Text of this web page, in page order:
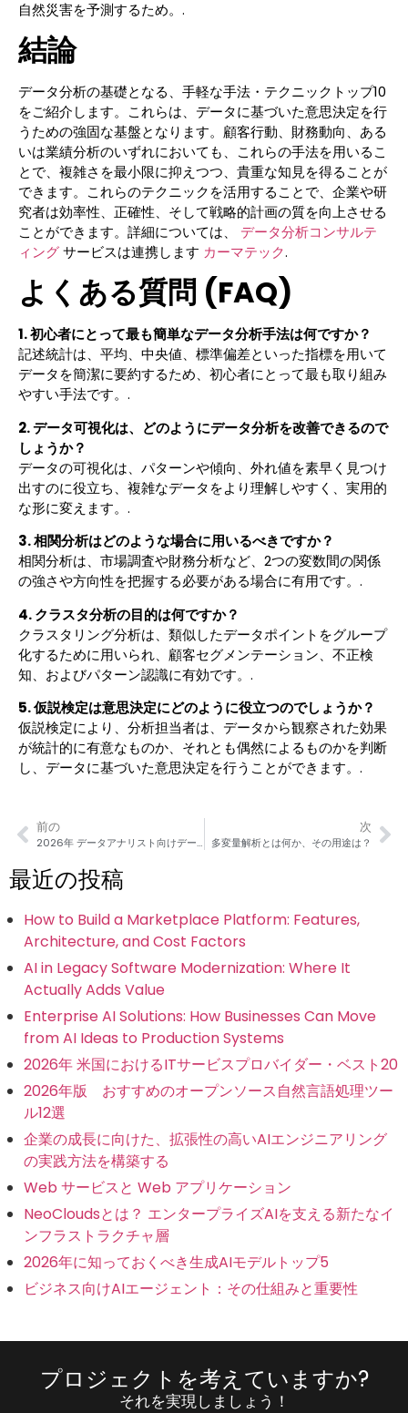
自然災害を予測するため。.
結論
データ分析の基礎となる、手軽な手法・テクニックトップ10
をご紹介します。これらは、データに基づいた意思決定を行
うための強固な基盤となります。顧客行動、財務動向、ある
いは業績分析のいずれにおいても、これらの手法を用いるこ
とで、複雑さを最小限に抑えつつ、貴重な知見を得ることが
できます。これらのテクニックを活用することで、企業や研
究者は効率性、正確性、そして戦略的計画の質を向上させる
ことができます。詳細については、 データ分析コンサルテ
ィングサービスは連携します カーマテック.
よくある質問 (FAQ)
1. 初心者にとって最も簡単なデータ分析手法は何ですか？
記述統計は、平均、中央値、標準偏差といった指標を用いて
データを簡潔に要約するため、初心者にとって最も取り組み
やすい手法です。.
2. データ可視化は、どのようにデータ分析を改善できるので
しょうか？
データの可視化は、パターンや傾向、外れ値を素早く見つけ
出すのに役立ち、複雑なデータをより理解しやすく、実用的
な形に変えます。.
3. 相関分析はどのような場合に用いるべきですか？
相関分析は、市場調査や財務分析など、2つの変数間の関係
の強さや方向性を把握する必要がある場合に有用です。.
4. クラスタ分析の目的は何ですか？
クラスタリング分析は、類似したデータポイントをグループ
化するために用いられ、顧客セグメンテーション、不正検
知、およびパターン認識に有効です。.
5. 仮説検定は意思決定にどのように役立つのでしょうか？
仮説検定により、分析担当者は、データから観察された効果
が統計的に有意なものか、それとも偶然によるものかを判断
し、データに基づいた意思決定を行うことができます。.
前の
2026年 データアナリスト向けデータ分析ツール・トップ20
次
多変量解析とは何か、その用途は？
最近の投稿
How to Build a Marketplace Platform: Features,
Architecture, and Cost Factors
AI in Legacy Software Modernization: Where It
Actually Adds Value
Enterprise AI Solutions: How Businesses Can Move
from AI Ideas to Production Systems
2026年 米国におけるITサービスプロバイダー・ベスト20
2026年版 おすすめのオープンソース自然言語処理ツー
ル12選
企業の成長に向けた、拡張性の高いAIエンジニアリング
の実践方法を構築する
Web サービスと Web アプリケーション
NeoCloudsとは？ エンタープライズAIを支える新たなイ
ンフラストラクチャ層
2026年に知っておくべき生成AIモデルトップ5
ビジネス向けAIエージェント：その仕組みと重要性
プロジェクトを考えていますか?
それを実現しましょう！